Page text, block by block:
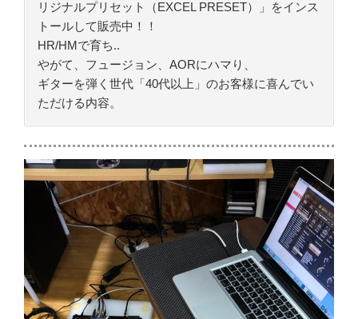
リジナルプリセット（EXCEL PRESET）」をインス
トールして販売中！！
HR/HMで育ち..
やがて、フュージョン、AORにハマり、
ギターを弾く世代「40代以上」のお客様に喜んでい
ただける内容。